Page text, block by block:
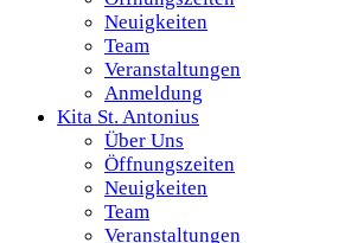
Neuigkeiten
Team
Veranstaltungen
Anmeldung
Kita St. Antonius
Über Uns
Öffnungszeiten
Neuigkeiten
Team
Veranstaltungen